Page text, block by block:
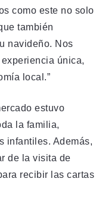
como este no solo
también
navideño. Nos
única,
local.”
estuvo
la familia,
infantiles. Además,
de la visita de
recibir las cartas